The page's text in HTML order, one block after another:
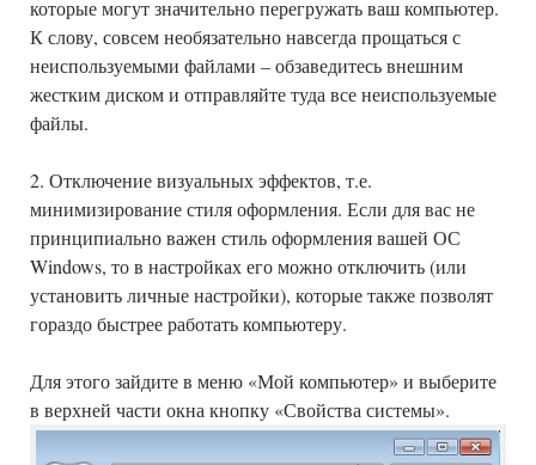
которые могут значительно перегружать ваш компьютер.
К слову, совсем необязательно навсегда прощаться с
неиспользуемыми файлами – обзаведитесь внешним
жестким диском и отправляйте туда все неиспользуемые
файлы.
2. Отключение визуальных эффектов, т.е.
минимизирование стиля оформления. Если для вас не
принципиально важен стиль оформления вашей ОС
Windows, то в настройках его можно отключить (или
установить личные настройки), которые также позволят
гораздо быстрее работать компьютеру.
Для этого зайдите в меню «Мой компьютер» и выберите
в верхней части окна кнопку «Свойства системы».